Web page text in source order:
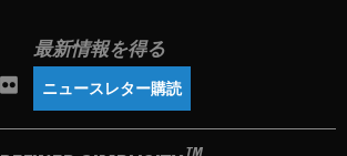
最新情報を得る
ニュースレター購読
TM